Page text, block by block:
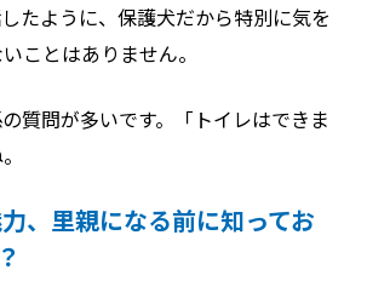
たように、保護犬だから特別に気を
ことはありません。
質問が多いです。「トイレはできま
、里親になる前に知ってお